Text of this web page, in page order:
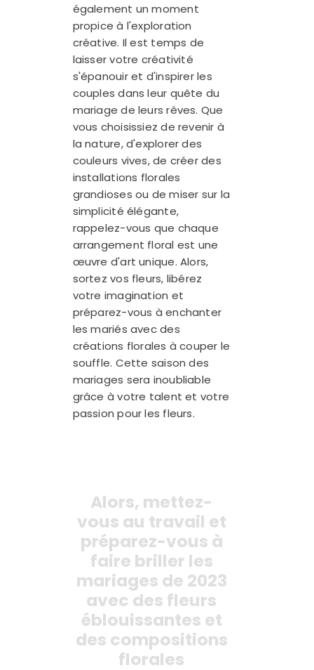
également un moment
propice à l'exploration
créative. Il est temps de
laisser votre créativité
s'épanouir et d'inspirer les
couples dans leur quête du
mariage de leurs rêves. Que
vous choisissiez de revenir à
la nature, d'explorer des
couleurs vives, de créer des
installations florales
grandioses ou de miser sur la
simplicité élégante,
rappelez-vous que chaque
arrangement floral est une
œuvre d'art unique. Alors,
sortez vos fleurs, libérez
votre imagination et
préparez-vous à enchanter
les mariés avec des
créations florales à couper le
souffle. Cette saison des
mariages sera inoubliable
grâce à votre talent et votre
passion pour les fleurs.
Alors, mettez-
vous au travail et
préparez-vous à
faire briller les
mariages de 2023
avec des fleurs
éblouissantes et
des compositions
florales